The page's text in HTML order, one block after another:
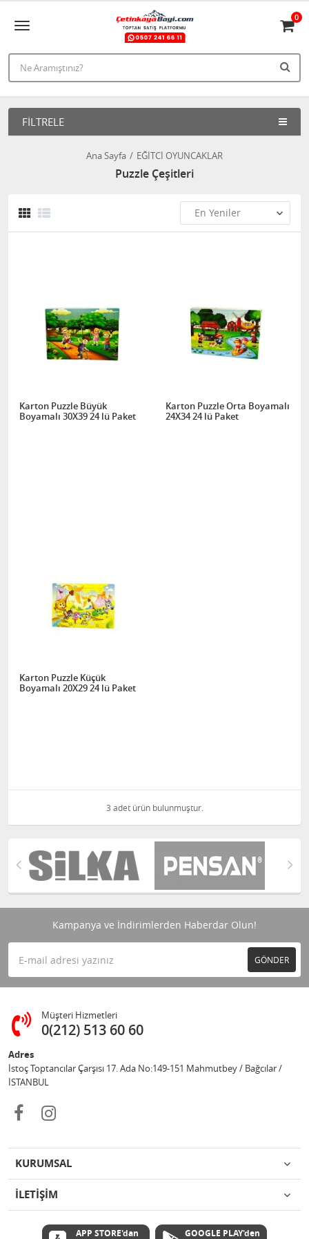
0
FILTRELE
Ana Sayfa EĞİTCİ OYUNCAKLAR
Puzzle Çeşitleri
Karton Puzzle Büyük
Boyamalı 30X39 24 lü Paket
Karton Puzzle Orta Boyamalı
24X34 24 lü Paket
Karton Puzzle Küçük
Boyamalı 20X29 24 lü Paket
3 adet ürün bulunmuştur.
Kampanya ve İndirimlerden Haberdar Olun!
GÖNDER
Müşteri Hizmetleri
0(212) 513 60 60
Adres
İstoç Toptancılar Çarşısı 17. Ada No:149-151 Mahmutbey / Bağcılar /
İSTANBUL
KURUMSAL
İLETİŞİM
APP STORE'dan
GOOGLE PLAY'den